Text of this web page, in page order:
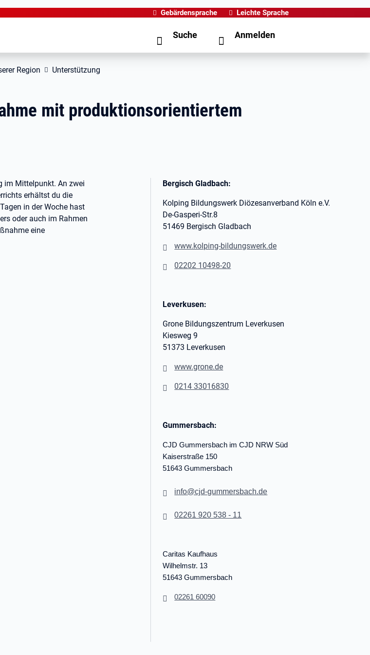
Gebärdensprache Leichte Sprache
Suche Anmelden
Region Unterstützung
mit produktionsorientiertem
im Mittelpunkt. An zwei
erhältst du die
in der Woche hast
oder auch im Rahmen
eine
Bergisch Gladbach:
Kolping Bildungswerk Diözesanverband Köln e.V.
De-Gasperi-Str.8
51469 Bergisch Gladbach
www.kolping-bildungswerk.de
02202 10498-20
Leverkusen:
Grone Bildungszentrum Leverkusen
Kiesweg 9
51373 Leverkusen
www.grone.de
0214 33016830
Gummersbach:
CJD Gummersbach im CJD NRW Süd
Kaiserstraße 150
51643 Gummersbach
info@cjd-gummersbach.de
02261 920 538 - 11
Caritas Kaufhaus
Wilhelmstr. 13
51643 Gummersbach
02261 60090